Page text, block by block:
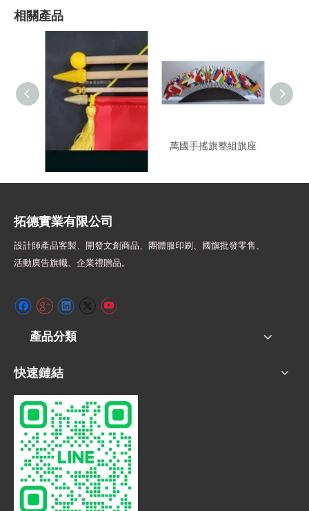
相關產品
旗頭配件-錦旗.手搖旗適
萬國手搖旗整組旗座
拓德實業有限公司
設計師產品客製、開發文創商品、團體服印刷、
國旗批發零售、
活動廣告旗幟、 企業禮贈品。
產品分類
快速鏈結